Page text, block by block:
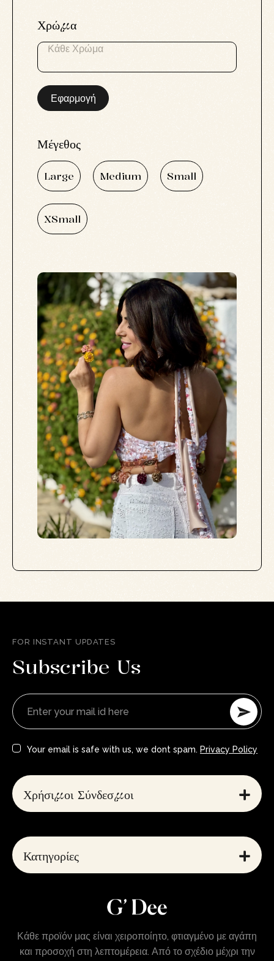
Χρώμα
Εφαρμογή
Μέγεθος
Large Medium Small
XSmall
FOR INSTANT UPDATES
Subscribe Us
Your email is safe with us, we dont spam. Privacy Policy
Χρήσιμοι Σύνδεσμοι
Κατηγορίες
Κάθε προϊόν μας είναι χειροποίητο, φτιαγμένο με αγάπη
και προσοχή στη λεπτομέρεια. Από το σχέδιο μέχρι την